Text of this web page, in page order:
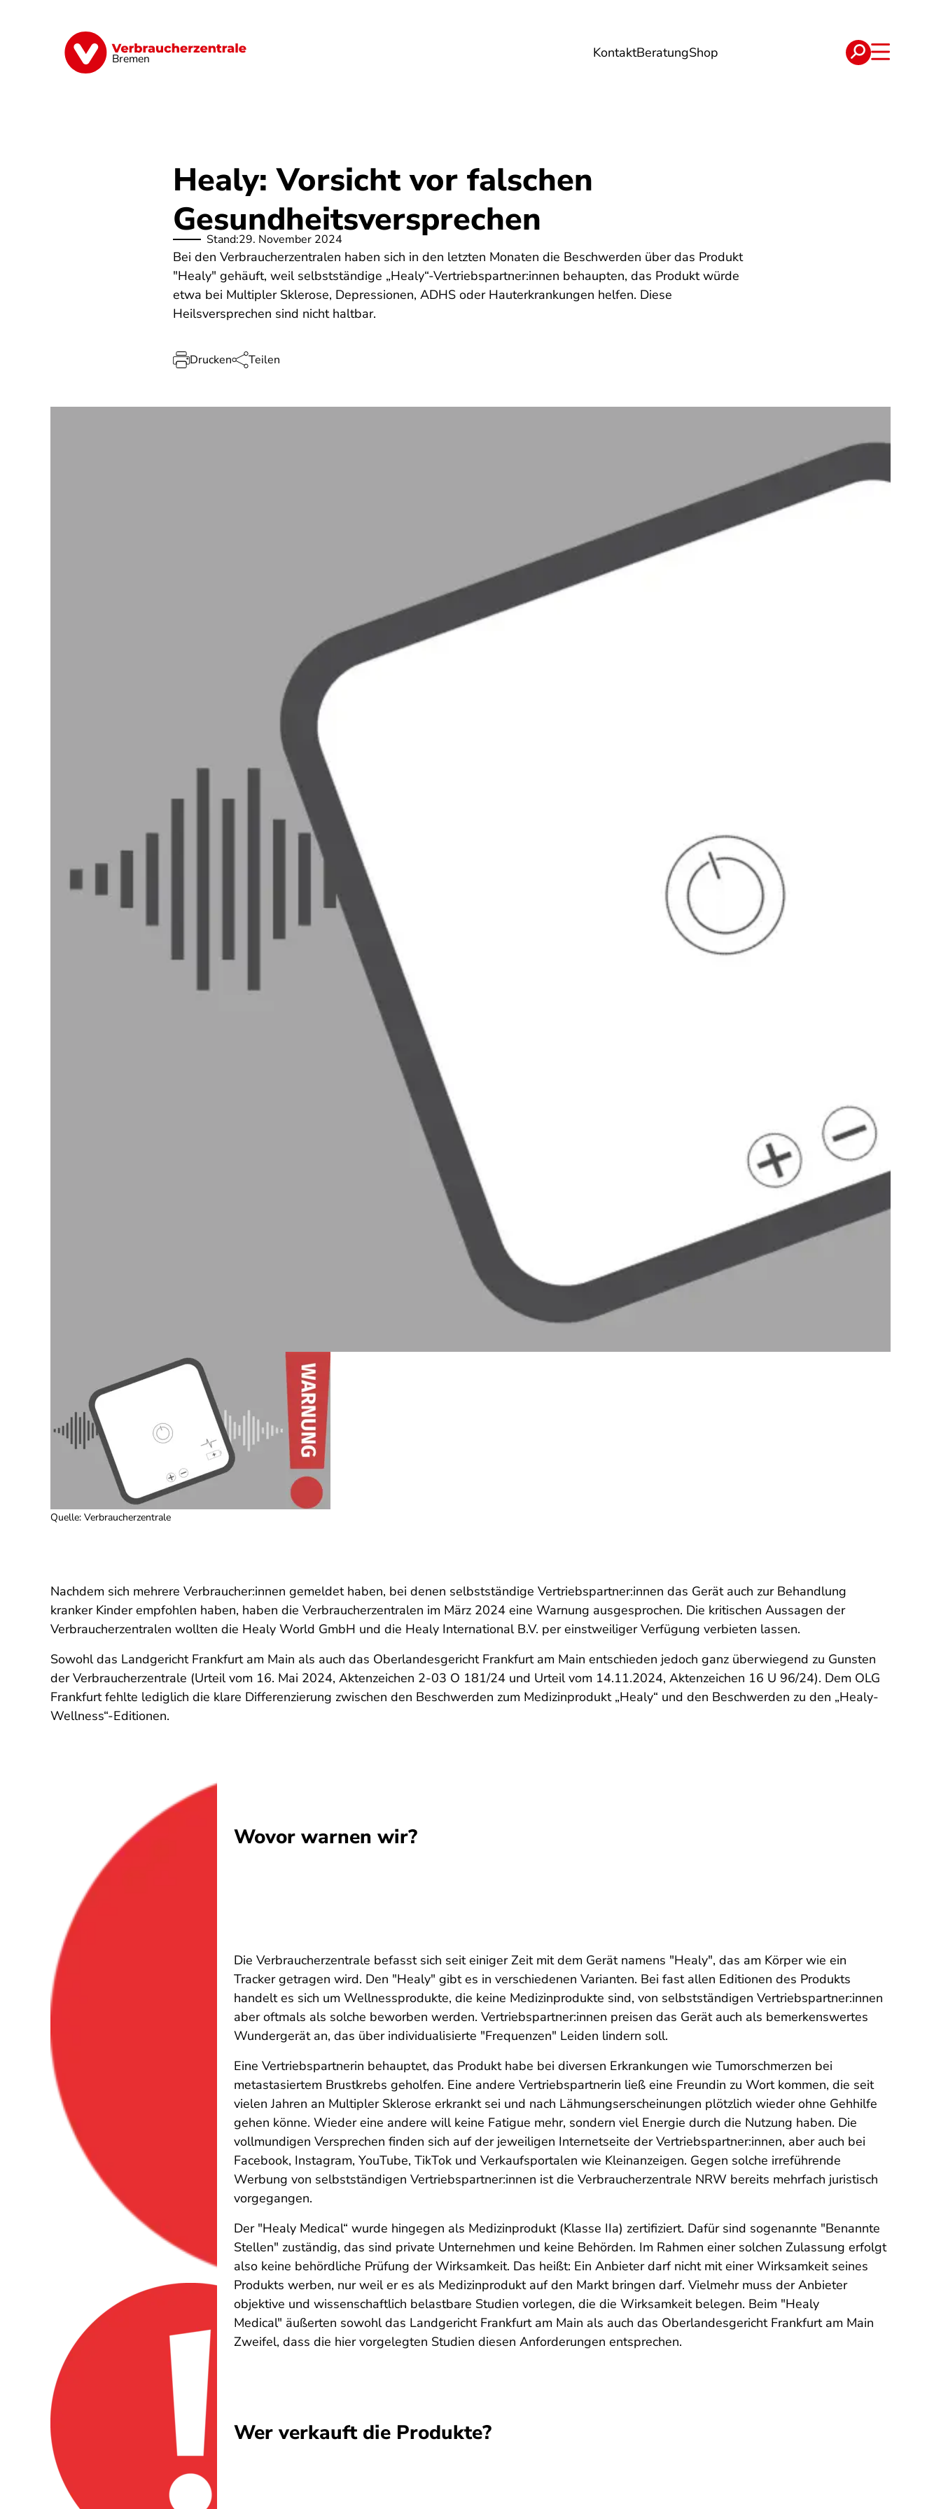
Bremen KontaktBeratungShop
Finanzen Digitales Lebensmittel Reise Verträge
Healy: Vorsicht vor falschen
Gesundheitsversprechen
Stand:29. November 2024
Bei den Verbraucherzentralen haben sich in den letzten Monaten die Beschwerden über das Produkt
"Healy" gehäuft, weil selbstständige „Healy“-Vertriebspartner:innen behaupten, das Produkt würde
etwa bei Multipler Sklerose, Depressionen, ADHS oder Hauterkrankungen helfen. Diese
Heilsversprechen sind nicht haltbar.
Drucken Teilen
Quelle: Verbraucherzentrale
Nachdem sich mehrere Verbraucher:innen gemeldet haben, bei denen selbstständige Vertriebspartner:innen das Gerät auch zur Behandlung
kranker Kinder empfohlen haben, haben die Verbraucherzentralen im März 2024 eine Warnung ausgesprochen. Die kritischen Aussagen der
Verbraucherzentralen wollten die Healy World GmbH und die Healy International B.V. per einstweiliger Verfügung verbieten lassen.
Sowohl das Landgericht Frankfurt am Main als auch das Oberlandesgericht Frankfurt am Main entschieden jedoch ganz überwiegend zu Gunsten
der Verbraucherzentrale (Urteil vom 16. Mai 2024, Aktenzeichen 2-03 O 181/24 und Urteil vom 14.11.2024, Aktenzeichen 16 U 96/24). Dem OLG
Frankfurt fehlte lediglich die klare Differenzierung zwischen den Beschwerden zum Medizinprodukt „Healy“ und den Beschwerden zu den „Healy-
Wellness“-Editionen.
Wovor warnen wir?
Die Verbraucherzentrale befasst sich seit einiger Zeit mit dem Gerät namens "Healy", das am Körper wie ein
Tracker getragen wird. Den "Healy" gibt es in verschiedenen Varianten. Bei fast allen Editionen des Produkts
handelt es sich um Wellnessprodukte, die keine Medizinprodukte sind, von selbstständigen Vertriebspartner:innen
aber oftmals als solche beworben werden. Vertriebspartner:innen preisen das Gerät auch als bemerkenswertes
Wundergerät an, das über individualisierte "Frequenzen" Leiden lindern soll.
Eine Vertriebspartnerin behauptet, das Produkt habe bei diversen Erkrankungen wie Tumorschmerzen bei
metastasiertem Brustkrebs geholfen. Eine andere Vertriebspartnerin ließ eine Freundin zu Wort kommen, die seit
vielen Jahren an Multipler Sklerose erkrankt sei und nach Lähmungserscheinungen plötzlich wieder ohne Gehhilfe
gehen könne. Wieder eine andere will keine Fatigue mehr, sondern viel Energie durch die Nutzung haben. Die
vollmundigen Versprechen finden sich auf der jeweiligen Internetseite der Vertriebspartner:innen, aber auch bei
Facebook, Instagram, YouTube, TikTok und Verkaufsportalen wie Kleinanzeigen. Gegen solche irreführende
Werbung von selbstständigen Vertriebspartner:innen ist die Verbraucherzentrale NRW bereits mehrfach juristisch
vorgegangen.
Der "Healy Medical“ wurde hingegen als Medizinprodukt (Klasse IIa) zertifiziert. Dafür sind sogenannte "Benannte
Stellen" zuständig, das sind private Unternehmen und keine Behörden. Im Rahmen einer solchen Zulassung erfolgt
also keine behördliche Prüfung der Wirksamkeit. Das heißt: Ein Anbieter darf nicht mit einer Wirksamkeit seines
Produkts werben, nur weil er es als Medizinprodukt auf den Markt bringen darf. Vielmehr muss der Anbieter
objektive und wissenschaftlich belastbare Studien vorlegen, die die Wirksamkeit belegen. Beim "Healy
Medical" äußerten sowohl das Landgericht Frankfurt am Main als auch das Oberlandesgericht Frankfurt am Main
Zweifel, dass die hier vorgelegten Studien diesen Anforderungen entsprechen.
Wer verkauft die Produkte?